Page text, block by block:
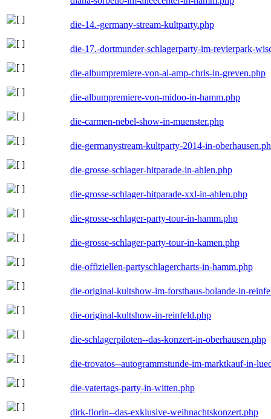
die-14.-germany-stream-kultparty.php
die-17.-dortmunder-schlagerparty-im-revierpark-
die-albumpremiere-von-al-amp-chris-in-greven.php
die-albumpremiere-von-midoo-in-hamm.php
die-carmen-nebel-show-in-muenster.php
die-germanystream-kultparty-2014-in-
die-grosse-schlager-hitparade-in-ahlen.php
die-grosse-schlager-hitparade-xxl-in-ahlen.php
die-grosse-schlager-party-tour-in-hamm.php
die-grosse-schlager-party-tour-in-kamen.php
die-offiziellen-partyschlagercharts-in-hamm.php
die-original-kultshow-im-forsthaus-bolande-in-
die-original-kultshow-in-reinfeld.php
die-schlagerpiloten--das-konzert-in-oberhausen.php
die-trovatos--autogrammstunde-im-marktkauf-in-
die-vatertags-party-in-witten.php
dirk-florin--das-exklusive-weihnachtskonzert.php